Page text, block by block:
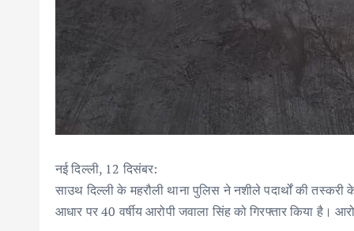
नई दिल्ली, 12 दिसंबर:
साउथ दिल्ली के महरौली थाना पुलिस ने नशीले पदार्थों की
आधार पर 40 वर्षीय आरोपी जवाला सिंह को गिरफ्तार किया है।